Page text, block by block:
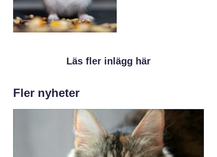
Läs fler inlägg här
Fler nyheter